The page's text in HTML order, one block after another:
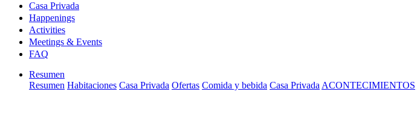
Casa Privada
Happenings
Activities
Meetings & Events
FAQ
Resumen
Resumen Habitaciones Casa Privada Ofertas Comida y bebida Casa Privada ACONTECIMIENTOS